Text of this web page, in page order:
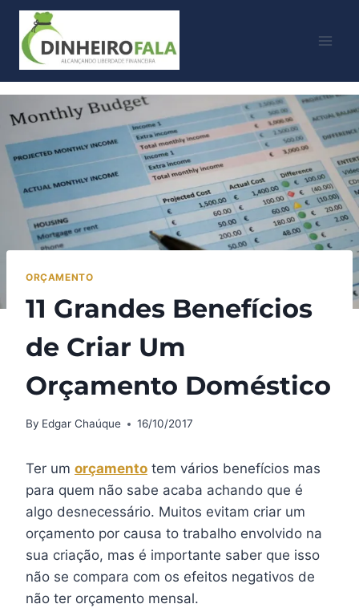
ORÇAMENTO
11 Grandes Benefícios
de Criar Um
Orçamento Doméstico
By Edgar Chaúque 16/10/2017
Ter um orçamento tem vários benefícios mas
para quem não sabe acaba achando que é
algo desnecessário. Muitos evitam criar um
orçamento por causa to trabalho envolvido na
sua criação, mas é importante saber que isso
não se compara com os efeitos negativos de
não ter orçamento mensal.